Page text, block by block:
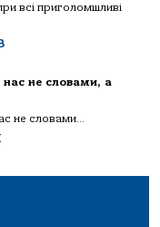
всі приголомшливі
нас не словами, а
не словами...